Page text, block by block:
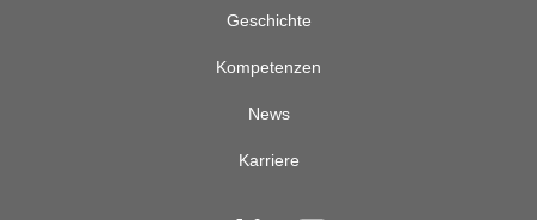
Geschichte
Kompetenzen
News
Karriere